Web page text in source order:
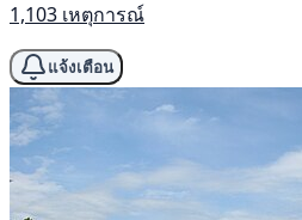
1,103 เหตุการณ์
แจ้งเตือน